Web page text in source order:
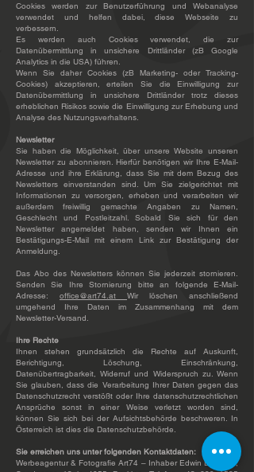
Cookies werden zur Benutzerführung und Webanalyse
verwendet und helfen dabei, diese Webseite zu
verbessern.
Es werden auch Cookies verwendet, die zur
Datenübermittlung in unsichere Drittländer (zB Google
Analytics in die USA) führen.
Wenn Sie daher Cookies (zB Marketing- oder Tracking-
Cookies) akzeptieren, erteilen Sie die Einwilligung zur
Datenübermittlung in unsichere Drittländer trotz dieses
erheblichen Risikos sowie die Einwilligung zur Erhebung und
Analyse des Nutzungsverhaltens.
Newsletter
Sie haben die Möglichkeit, über unsere Website unseren
Newsletter zu abonnieren. Hierfür benötigen wir Ihre E-Mail-
Adresse und ihre Erklärung, dass Sie mit dem Bezug des
Newsletters einverstanden sind. Um Sie zielgerichtet mit
Informationen zu versorgen, erheben und verarbeiten wir
außerdem freiwillig gemachte Angaben zu Namen,
Geschlecht und Postleitzahl. Sobald Sie sich für den
Newsletter angemeldet haben, senden wir Ihnen ein
Bestätigungs-E-Mail mit einem Link zur Bestätigung der
Anmeldung.
Das Abo des Newsletters können Sie jederzeit stornieren.
Senden Sie Ihre Stornierung bitte an folgende E-Mail-
Adresse: office@art74.at Wir löschen anschließend
umgehend Ihre Daten im Zusammenhang mit dem
Newsletter-Versand.
Ihre Rechte
Ihnen stehen grundsätzlich die Rechte auf Auskunft,
Berichtigung, Löschung, Einschränkung,
Datenübertragbarkeit, Widerruf und Widerspruch zu. Wenn
Sie glauben, dass die Verarbeitung Ihrer Daten gegen das
Datenschutzrecht verstößt oder Ihre datenschutzrechtlichen
Ansprüche sonst in einer Weise verletzt worden sind,
können Sie sich bei der Aufsichtsbehörde beschweren. In
Österreich ist dies die Datenschutzbehörde.
Sie erreichen uns unter folgenden Kontaktdaten:
Werbeagentur & Fotografie Art74 – Inhaber Edwin Dullinger,